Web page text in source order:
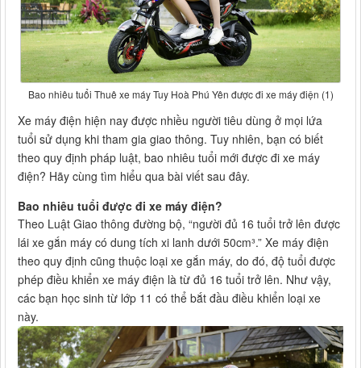
Bao nhiêu tuổi Thuê xe máy Tuy Hoà Phú Yên được đi xe máy điện (1)
Xe máy điện hiện nay được nhiều người tiêu dùng ở mọi lứa
tuổi sử dụng khi tham gia giao thông. Tuy nhiên, bạn có biết
theo quy định pháp luật, bao nhiêu tuổi mới được đi xe máy
điện? Hãy cùng tìm hiểu qua bài viết sau đây.
Bao nhiêu tuổi được đi xe máy điện?
Theo Luật Giao thông đường bộ, “người đủ 16 tuổi trở lên được
lái xe gắn máy có dung tích xi lanh dưới 50cm³.” Xe máy điện
theo quy định cũng thuộc loại xe gắn máy, do đó, độ tuổi được
phép điều khiển xe máy điện là từ đủ 16 tuổi trở lên. Như vậy,
các bạn học sinh từ lớp 11 có thể bắt đầu điều khiển loại xe
này.